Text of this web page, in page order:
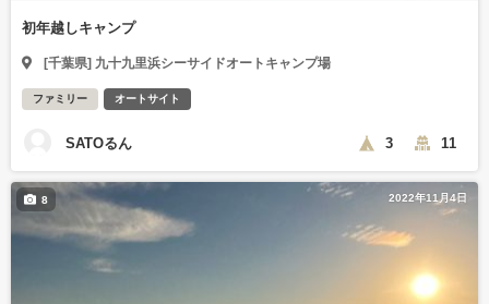
初年越しキャンプ
[千葉県] 九十九里浜シーサイドオートキャンプ場
ファミリー オートサイト
SATOるん 3 11
2022年11月4日
8